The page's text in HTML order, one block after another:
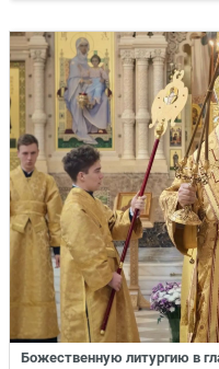
Божественную литургию в